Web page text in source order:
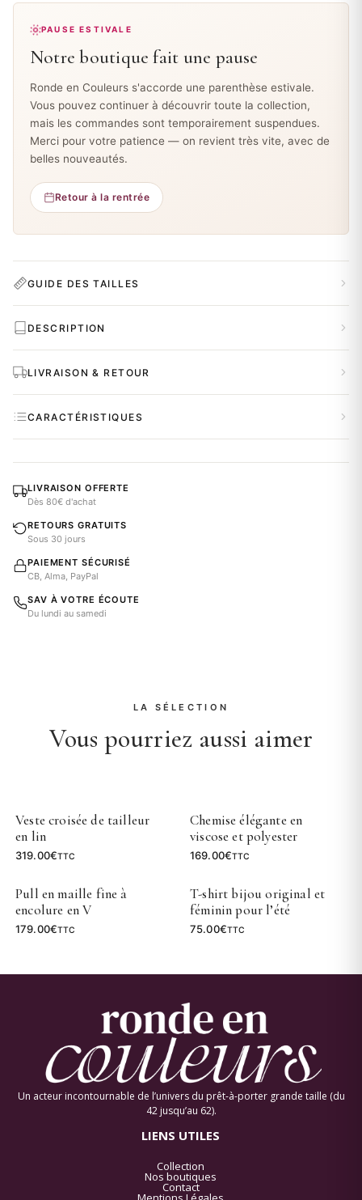
PAUSE ESTIVALE
Notre boutique fait une pause
Ronde en Couleurs s'accorde une parenthèse estivale.
Vous pouvez continuer à découvrir toute la collection,
mais les commandes sont temporairement suspendues.
Merci pour votre patience — on revient très vite, avec de
belles nouveautés.
Retour à la rentrée
GUIDE DES TAILLES
DESCRIPTION
LIVRAISON & RETOUR
CARACTÉRISTIQUES
LIVRAISON OFFERTE
Dès 80€ d'achat
RETOURS GRATUITS
Sous 30 jours
PAIEMENT SÉCURISÉ
CB, Alma, PayPal
SAV À VOTRE ÉCOUTE
Du lundi au samedi
LA SÉLECTION
Vous pourriez aussi aimer
Veste croisée de tailleur
en lin
319.00€TTC
Chemise élégante en
viscose et polyester
169.00€TTC
Pull en maille fine à
encolure en V
179.00€TTC
T-shirt bijou original et
féminin pour l’été
75.00€TTC
Un acteur incontournable de l’univers du prêt-à-porter grande taille (du
42 jusqu’au 62).
LIENS UTILES
Collection
Nos boutiques
Contact